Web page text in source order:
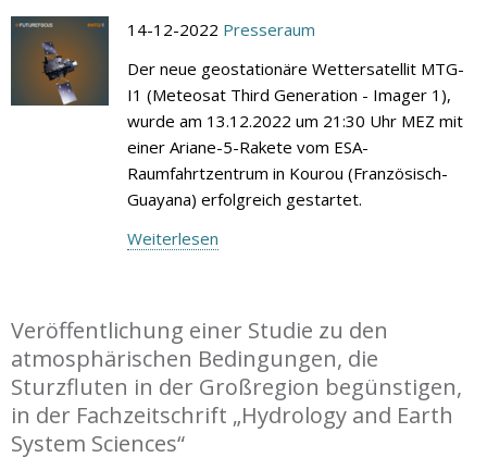
14-12-2022 Presseraum
Der neue geostationäre Wettersatellit MTG-
I1 (Meteosat Third Generation - Imager 1),
wurde am 13.12.2022 um 21:30 Uhr MEZ mit
einer Ariane-5-Rakete vom ESA-
Raumfahrtzentrum in Kourou (Französisch-
Guayana) erfolgreich gestartet.
Weiterlesen
Veröffentlichung einer Studie zu den
atmosphärischen Bedingungen, die
Sturzfluten in der Großregion begünstigen,
in der Fachzeitschrift „Hydrology and Earth
System Sciences“